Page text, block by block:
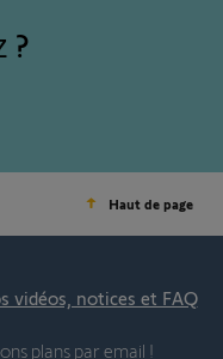
Haut de page
vidéos, notices et FAQ
plans par email !